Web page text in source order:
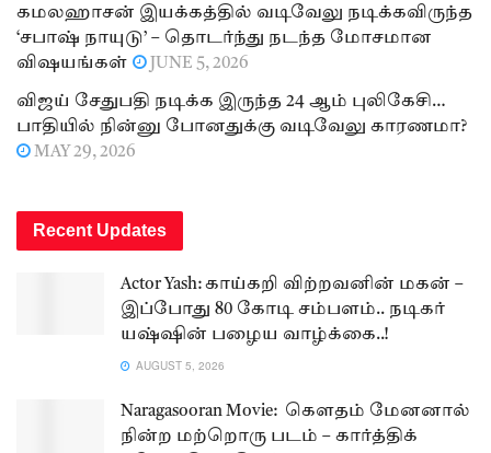
கமலஹாசன் இயக்கத்தில் வடிவேலு நடிக்கவிருந்த
‘சபாஷ் நாயுடு’ – தொடர்ந்து நடந்த மோசமான
விஷயங்கள்
JUNE 5, 2026
விஜய் சேதுபதி நடிக்க இருந்த 24 ஆம் புலிகேசி…
பாதியில் நின்னு போனதுக்கு வடிவேலு காரணமா?
MAY 29, 2026
Recent Updates
Actor Yash: காய்கறி விற்றவனின் மகன் –
இப்போது 80 கோடி சம்பளம்.. நடிகர்
யஷ்ஷின் பழைய வாழ்க்கை..!
AUGUST 5, 2026
Naragasooran Movie: கௌதம் மேனனால்
நின்ற மற்றொரு படம் – கார்த்திக்